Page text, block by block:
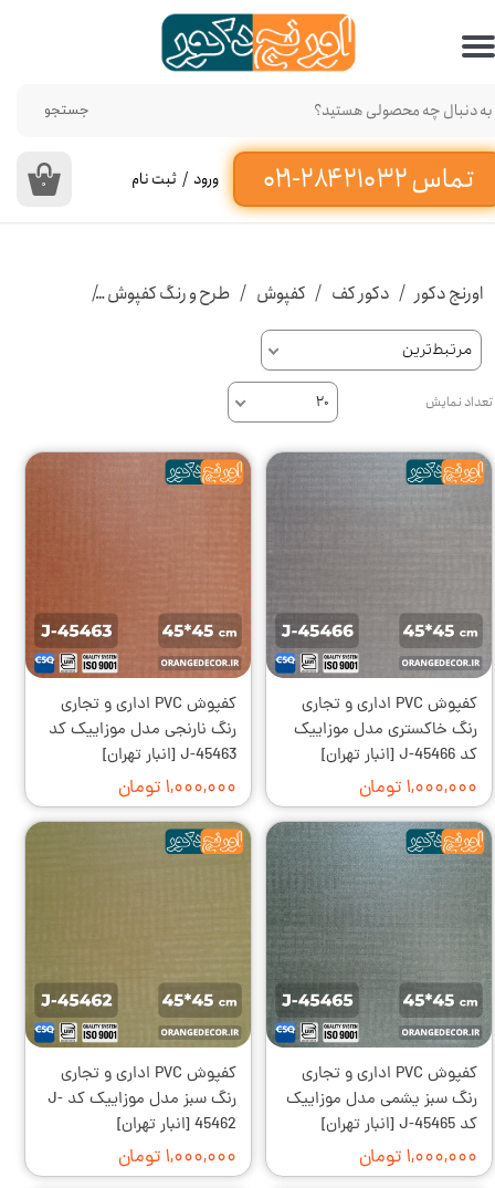
تماس ۳۲ ۲۱۰ ۲۸۴-۰۲۱‌
جستجو
۰ ورود / ثبت نام
حساب کاربری من
تغییر گذر واژه
سفارشات
خروج از حساب کاربری
اورنج دکور دکور کف کفپوش طرح و رنگ کفپوش
مرتبط‌ترین
تعداد نمایش ۲۰
کفپوش PVC اداری و تجاری
رنگ خاکستری مدل موزاییک
کد J-45466 [انبار تهران]
۱,۰۰۰,۰۰۰ تومان
کفپوش PVC اداری و تجاری
رنگ نارنجی مدل موزاییک کد
J-45463 [انبار تهران]
۱,۰۰۰,۰۰۰ تومان
کفپوش PVC اداری و تجاری
رنگ سبز یشمی مدل موزاییک
کد J-45465 [انبار تهران]
۱,۰۰۰,۰۰۰ تومان
کفپوش PVC اداری و تجاری
رنگ سبز مدل موزاییک کد J-
45462 [انبار تهران]
۱,۰۰۰,۰۰۰ تومان